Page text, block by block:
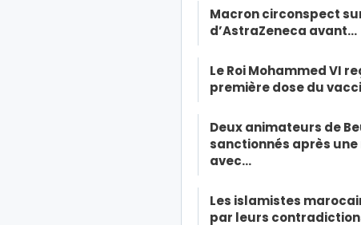
Macron circonspect
d’AstraZeneca avant…
Le Roi Mohammed VI
première dose du
Deux animateurs de
sanctionnés après
avec…
Les islamistes
par leurs